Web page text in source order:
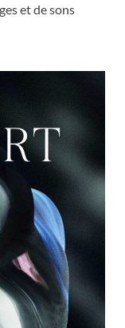
et de sons